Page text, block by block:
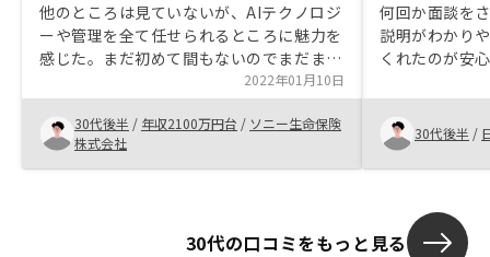
他のところは見ていないが、AIテクノロジ
ーや管理を全て任せられるところに魅力を
感じた。まだ初めて間もないのでまだまだ
安心はできていない部分もあるが、それは
これから解消できればと思っている。ネッ
トを見ると購入金額が高いなどのデメリッ
トも書いてあるが自分はインカムゲイン狙
いなのと管理等を全て任せられることがメ
いは写真で残しておいてほしいなと思う。
2022年01月10日
30代後半 / 年収2100万円台 / ソニー生命保険
株式会社
何回か面談を
説明がわかり
くれたのが安
条件がよく、
ができた？
30代後半 /
30代の口コミをもっと見る